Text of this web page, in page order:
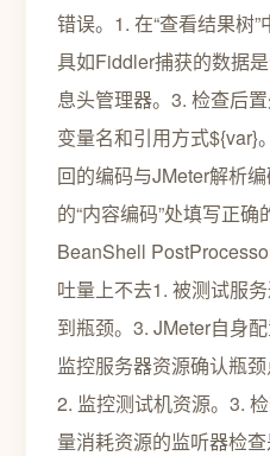
错误。1. 在“查看结果树
具如Fiddler捕获的数据
息头管理器。3. 检查后
变量名和引用方式${var}
回的编码与JMeter解析
的“内容编码”处填写正
BeanShell
吐量上不去1. 被测试服
到瓶颈。3. JMeter自身
监控服务器资源确认瓶
2. 监控测试机资源。3.
量消耗资源的监听器检